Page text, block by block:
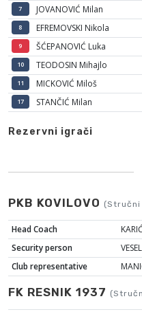
7 JOVANOVIĆ Milan
8 EFREMOVSKI Nikola
9 ŠĆEPANOVIĆ Luka
10 TEODOSIN Mihajlo
11 MICKOVIĆ Miloš
17 STANČIĆ Milan
Rezervni igrači
PKB KOVILOVO (Stručni
Head Coach
Security person
Club representative
FK RESNIK 1937